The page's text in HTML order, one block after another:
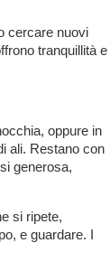
cercare nuovi
tranquillità e
oppure in
ali. Restano con
generosa,
si ripete,
e guardare. I